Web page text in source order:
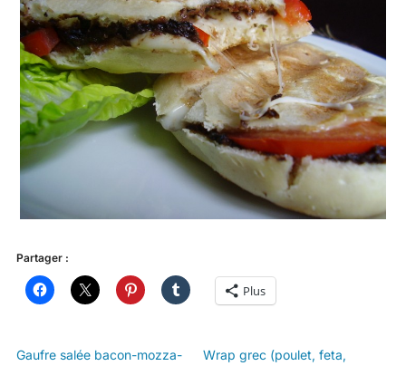
Partager :
Plus
Gaufre salée bacon-mozza-
Wrap grec (poulet, feta,